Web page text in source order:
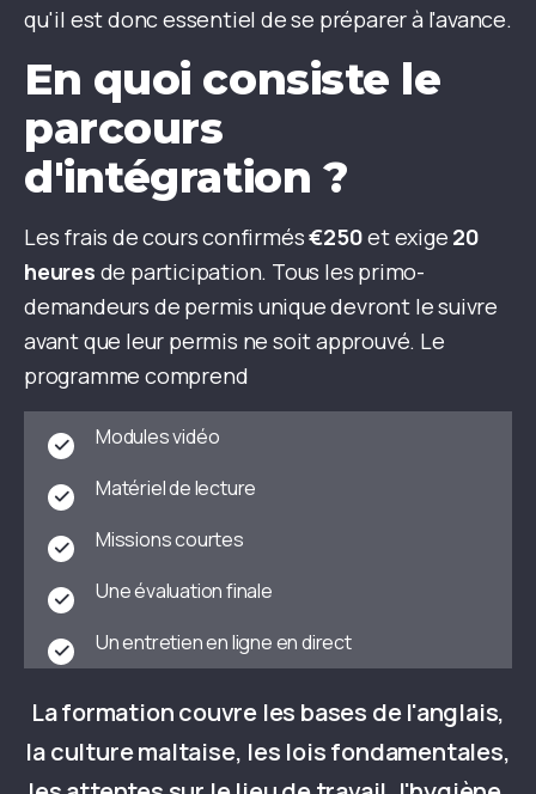
qu'il est donc essentiel de se préparer à l'avance.
En quoi consiste le
parcours
d'intégration ?
Les frais de cours confirmés€250et exige 20
heures de participation. Tous les primo-
demandeurs de permis unique devront le suivre
avant que leur permis ne soit approuvé. Le
programme comprend
Modules vidéo
Matériel de lecture
Missions courtes
Une évaluation finale
Un entretien en ligne en direct
La formation couvre les bases de l'anglais,
la culture maltaise, les lois fondamentales,